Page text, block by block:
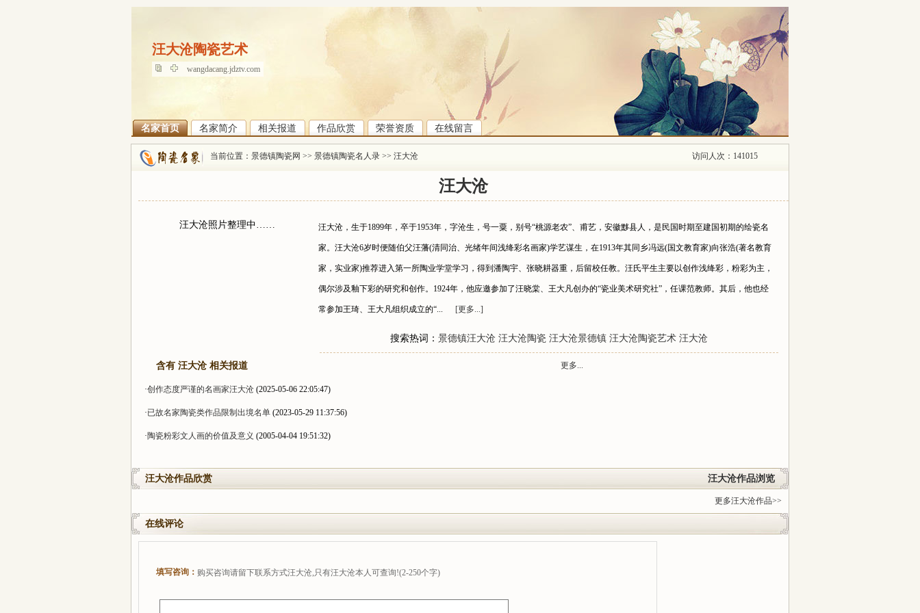
汪大沧陶瓷艺术
汪大沧陶瓷艺术
wangdacang.jdztv.com
名家首页 名家简介 相关报道 作品欣赏 荣誉资质 在线留言
访问人次：141015
当前位置： 景德镇陶瓷网 >> 景德镇陶瓷名人录 >> 汪大沧
汪大沧
汪大沧照片整理中…… 汪大沧，生于1899年，卒于1953年，字沧生，号一粟，别号“桃源老农”、甫艺，安徽黟县人，是民国时期至建国初期的绘瓷名
家。汪大沧6岁时便随伯父汪藩(清同治、光绪年间浅绛彩名画家)学艺谋生，在1913年其同乡冯远(国文教育家)向张浩(著名教育
家，实业家)推荐进入第一所陶业学堂学习，得到潘陶宇、张晓耕器重，后留校任教。汪氏平生主要以创作浅绛彩，粉彩为主，
偶尔涉及釉下彩的研究和创作。1924年，他应邀参加了汪晓棠、王大凡创办的“瓷业美术研究社”，任课范教师。其后，他也经
常参加王琦、王大凡组织成立的“... [更多...]
搜索热词： 景德镇汪大沧 汪大沧陶瓷 汪大沧景德镇 汪大沧陶瓷艺术 汪大沧
含有 汪大沧 相关报道 更多...
·创作态度严谨的名画家汪大沧 (2025-05-06 22:05:47)
·已故名家陶瓷类作品限制出境名单 (2023-05-29 11:37:56)
·陶瓷粉彩文人画的价值及意义 (2005-04-04 19:51:32)
汪大沧作品浏览
汪大沧作品欣赏
更多汪大沧作品>>
在线评论
填写咨询： 购买咨询请留下联系方式汪大沧,只有汪大沧本人可查询!(2-250个字)